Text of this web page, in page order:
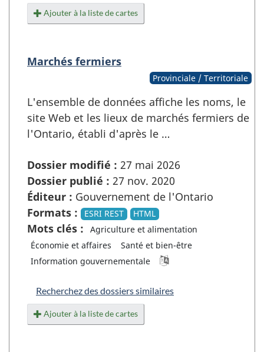
Ajouter à la liste de cartes
Marchés fermiers
Provinciale / Territoriale
L'ensemble de données affiche les noms, le
site Web et les lieux de marchés fermiers de
l'Ontario, établi d'après le …
Dossier modifié : 27 mai 2026
Dossier publié : 27 nov. 2020
Éditeur : Gouvernement de l'Ontario
Formats :
ESRI REST HTML
Mots clés :
Agriculture et alimentation
Économie et affaires
Santé et bien-être
Information gouvernementale
Recherchez des dossiers similaires
Ajouter à la liste de cartes